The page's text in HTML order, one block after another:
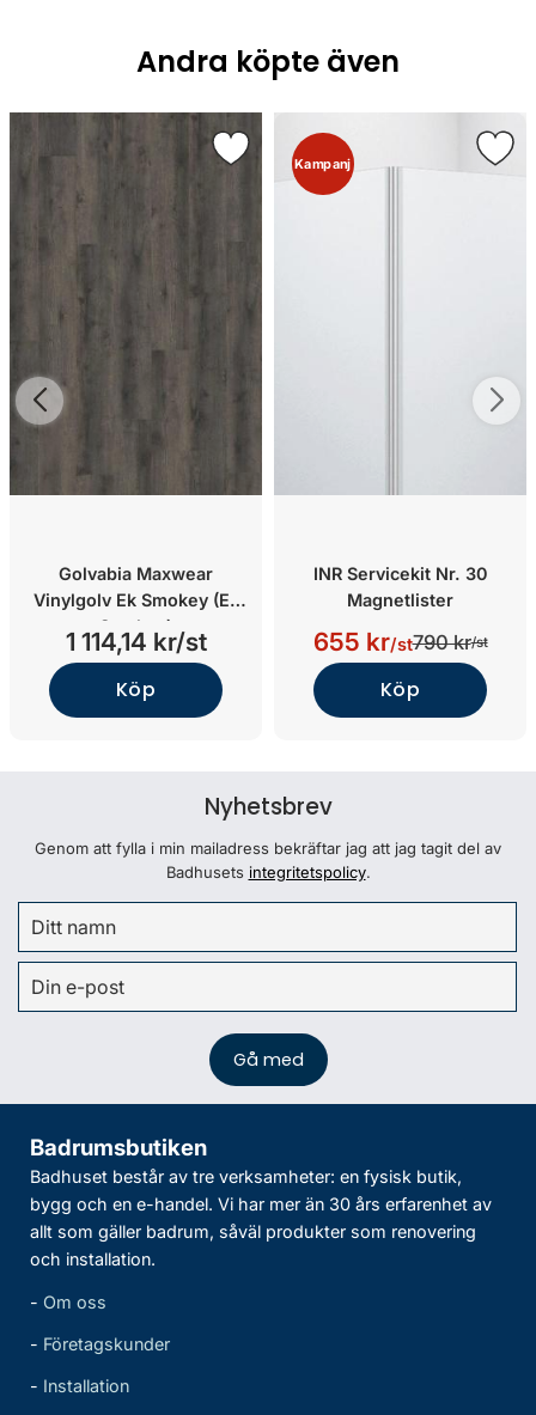
Andra köpte även
Golvabia Maxwear
Vinylgolv Ek Smokey (Ek
Smokey)
1 114,14 kr/st
Köp
Kampanj
INR Servicekit Nr. 30
Magnetlister
655 kr/st790 kr/st
Köp
Nyhetsbrev
Genom att fylla i min mailadress bekräftar jag att jag tagit del av
Badhusets integritetspolicy.
Badrumsbutiken
Badhuset består av tre verksamheter: en fysisk butik,
bygg och en e-handel. Vi har mer än 30 års erfarenhet av
allt som gäller badrum, såväl produkter som renovering
och installation.
- Om oss
- Företagskunder
- Installation